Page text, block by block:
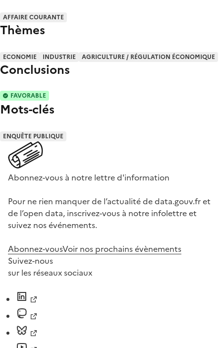
AFFAIRE COURANTE
Thèmes
ECONOMIE INDUSTRIE AGRICULTURE / RÉGULATION ÉCONOMIQUE
Conclusions
FAVORABLE
Mots-clés
ENQUÊTE PUBLIQUE
Abonnez-vous à notre lettre d'information
Pour ne rien manquer de l’actualité de data.gouv.fr et
de l’open data, inscrivez-vous à notre infolettre et
suivez nos événements.
Abonnez-vousVoir nos prochains évènements
Suivez-nous
sur les réseaux sociaux